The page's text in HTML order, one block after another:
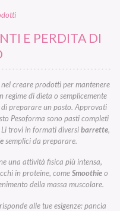
E PERDITA DI
creare prodotti per mantenere
di dieta o semplicemente
preparare un pasto. Approvati
Pesoforma sono pasti completi
trovi in formati diversibarrette,
semplici da preparare.
una attività fisica più intensa,
in proteine, comeSmoothieo
della massa muscolare.
alle tue esigenze: pancia